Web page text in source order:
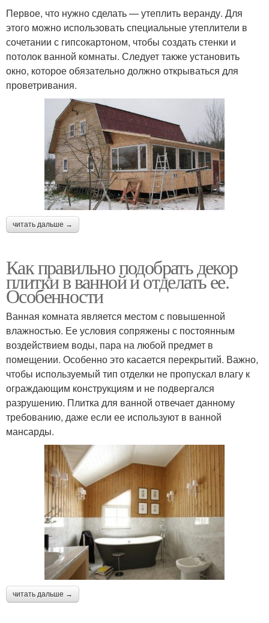
Первое, что нужно сделать — утеплить веранду. Для
этого можно использовать специальные утеплители в
сочетании с гипсокартоном, чтобы создать стенки и
потолок ванной комнаты. Следует также установить
окно, которое обязательно должно открываться для
проветривания.
читать дальше →
Как правильно подобрать декор
плитки в ванной и отделать ее.
Особенности
Ванная комната является местом с повышенной
влажностью. Ее условия сопряжены с постоянным
воздействием воды, пара на любой предмет в
помещении. Особенно это касается перекрытий. Важно,
чтобы используемый тип отделки не пропускал влагу к
ограждающим конструкциям и не подвергался
разрушению. Плитка для ванной отвечает данному
требованию, даже если ее используют в ванной
мансарды.
читать дальше →